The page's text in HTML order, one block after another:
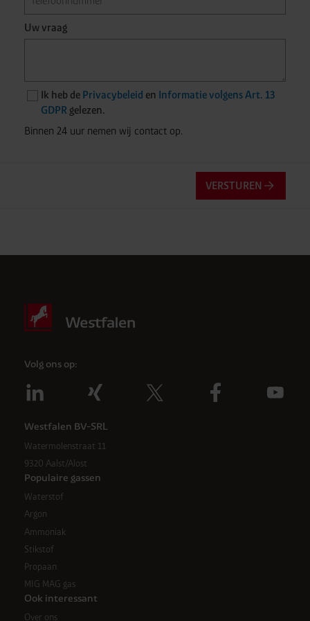
Uw vraag
Ik heb de Privacybeleid en Informatie volgens Art. 13
GDPR gelezen.
Binnen 24 uur nemen wij contact op.
VERSTUREN
Volg ons op:
Westfalen BV-SRL
Watermolenstraat 11
9320 Aalst/Alost
Populaire gassen
Waterstof
Argon
Ammoniak
Stikstof
Propaan
MIG MAG gas
Ook interessant
Over ons